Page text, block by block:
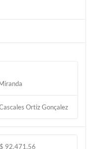
Ortiz Gonçalez
92.471,56